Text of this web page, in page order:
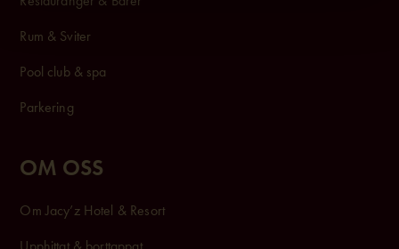
Rum & Sviter
Pool club & spa
Parkering
OM OSS
Om Jacy’z Hotel & Resort